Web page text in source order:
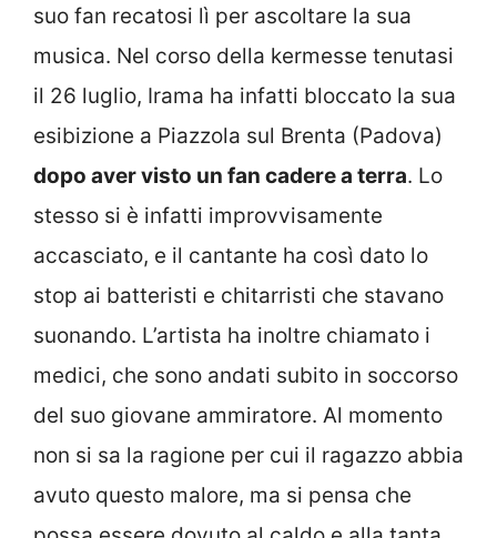
suo fan recatosi lì per ascoltare la sua
musica. Nel corso della kermesse tenutasi
il 26 luglio, Irama ha infatti bloccato la sua
esibizione a Piazzola sul Brenta (Padova)
dopo aver visto un fan cadere a terra. Lo
stesso si è infatti improvvisamente
accasciato, e il cantante ha così dato lo
stop ai batteristi e chitarristi che stavano
suonando. L’artista ha inoltre chiamato i
medici, che sono andati subito in soccorso
del suo giovane ammiratore. Al momento
non si sa la ragione per cui il ragazzo abbia
avuto questo malore, ma si pensa che